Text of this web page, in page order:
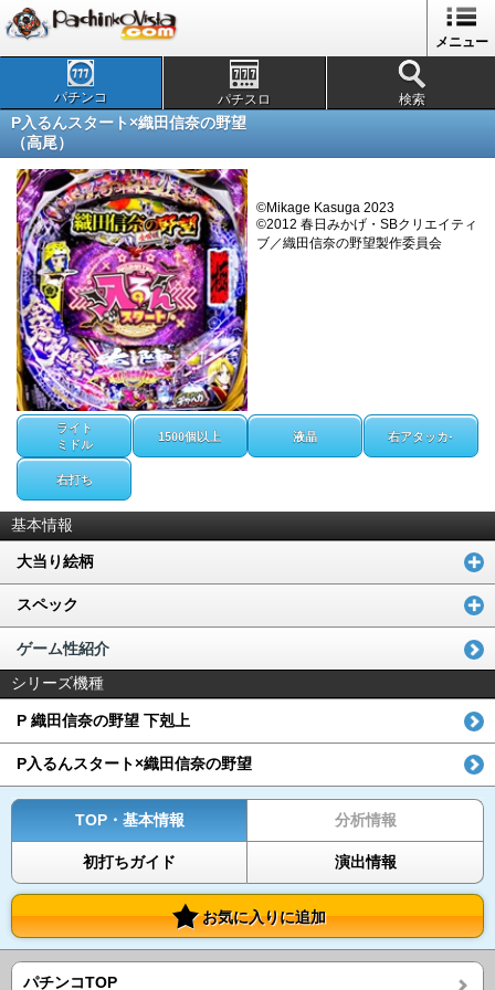
メニュー
パチンコ パチスロ 検索
P入るんスタート×織田信奈の野望
（高尾）
©Mikage Kasuga 2023
©2012 春日みかげ・SBクリエイティ
ブ／織田信奈の野望製作委員会
ライト
ミドル
1500個以上 液晶 右アタッカ-
右打ち
基本情報
大当り絵柄
スペック
ゲーム性紹介
シリーズ機種
P 織田信奈の野望 下剋上
P入るんスタート×織田信奈の野望
TOP・基本情報 分析情報
初打ちガイド 演出情報
お気に入りに追加
パチンコTOP